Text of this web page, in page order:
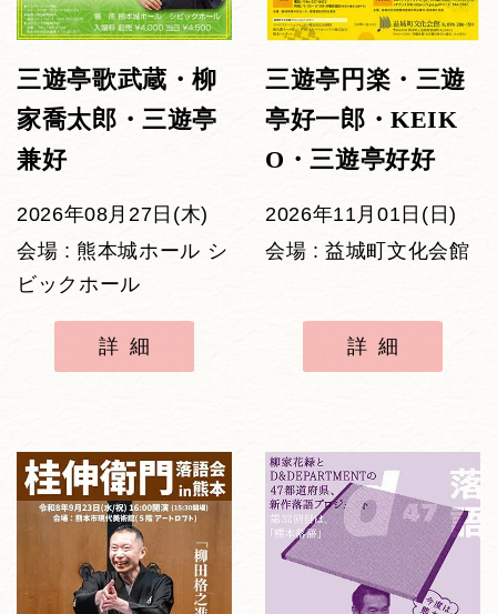
三遊亭歌武蔵・柳
家喬太郎・三遊亭
兼好
2026年08月27日(木)
会場 : 熊本城ホール シ
ビックホール
詳細
三遊亭円楽・三遊
亭好一郎・KEIK
O・三遊亭好好
2026年11月01日(日)
会場 : 益城町文化会館
詳細